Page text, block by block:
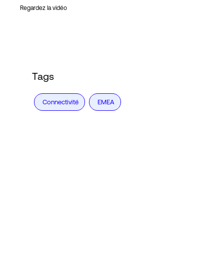
Regardez la vidéo
Tags
Connectivité EMEA